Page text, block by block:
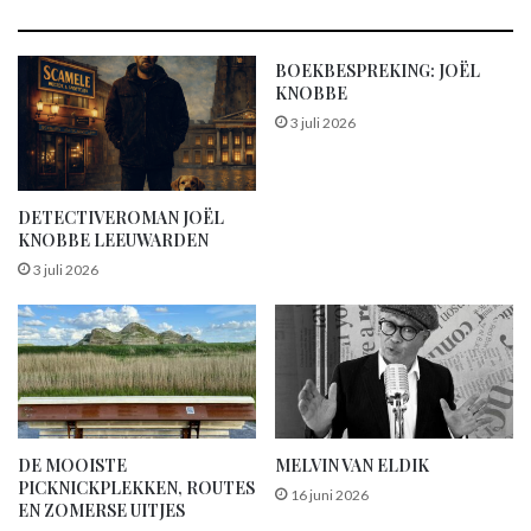
DETECTIVEROMAN JOËL
KNOBBE LEEUWARDEN
3 juli 2026
BOEKBESPREKING: JOËL
KNOBBE
3 juli 2026
DE MOOISTE
PICKNICKPLEKKEN, ROUTES
EN ZOMERSE UITJES
MELVIN VAN ELDIK
16 juni 2026